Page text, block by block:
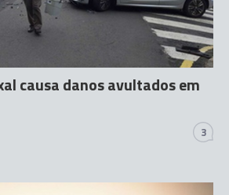
causa danos avultados em
3